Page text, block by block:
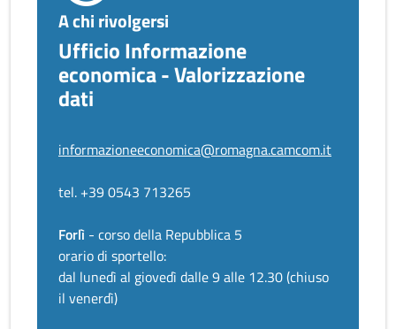
A chi rivolgersi
Ufficio Informazione
economica - Valorizzazione
dati
informazioneeconomica@romagna.camcom.it
tel. +39 0543 713265
Forlì - corso della Repubblica 5
orario di sportello:
dal lunedì al giovedì dalle 9 alle 12.30 (chiuso
il venerdì)